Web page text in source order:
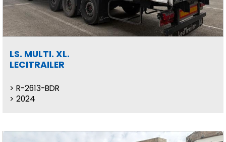
LS. MULTI. XL.
LECITRAILER
R-2613-BDR
2024